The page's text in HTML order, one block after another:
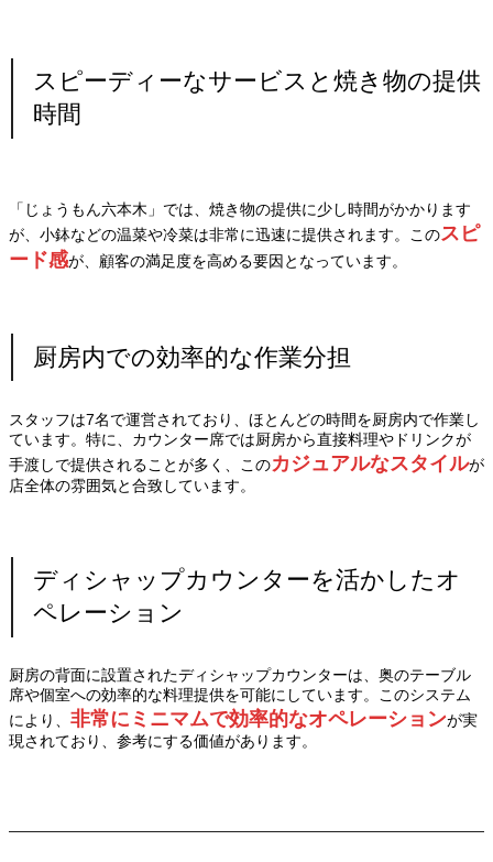
スピーディーなサービスと焼き物の提供
時間
「じょうもん六本木」では、焼き物の提供に少し時間がかかります
が、小鉢などの温菜や冷菜は非常に迅速に提供されます。このスピ
ード感が、顧客の満足度を高める要因となっています。
厨房内での効率的な作業分担
スタッフは7名で運営されており、ほとんどの時間を厨房内で作業し
ています。特に、カウンター席では厨房から直接料理やドリンクが
手渡しで提供されることが多く、このカジュアルなスタイルが
店全体の雰囲気と合致しています。
ディシャップカウンターを活かしたオ
ペレーション
厨房の背面に設置されたディシャップカウンターは、奥のテーブル
席や個室への効率的な料理提供を可能にしています。このシステム
により、 非常にミニマムで効率的なオペレーションが実
現されており、参考にする価値があります。